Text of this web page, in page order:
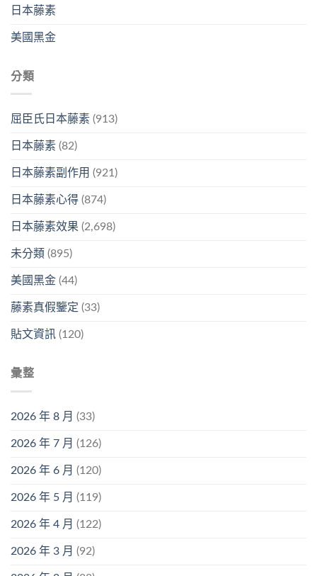
日本藤素
美國黑金
分類
屈臣氏日本藤素 (913)
日本藤素 (82)
日本藤素副作用 (921)
日本藤素心得 (874)
日本藤素效果 (2,698)
未分類 (895)
美國黑金 (44)
藤素真假鑒定 (33)
貼文資訊 (120)
彙整
2026 年 8 月 (33)
2026 年 7 月 (126)
2026 年 6 月 (120)
2026 年 5 月 (119)
2026 年 4 月 (122)
2026 年 3 月 (92)